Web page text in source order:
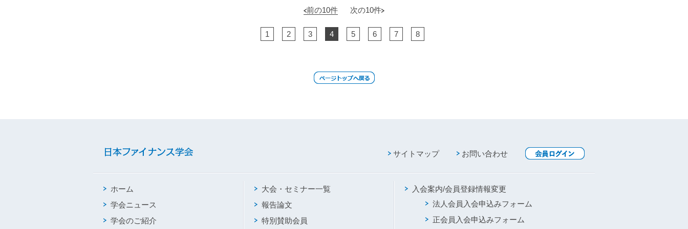
前の10件 次の10件
1 2 3 4 5 6 7 8
サイトマップ お問い合わせ
ホーム
学会ニュース
学会のご紹介
大会・セミナー一覧
報告論文
特別賛助会員
入会案内/会員登録情報変更
法人会員入会申込みフォーム
正会員入会申込みフォーム